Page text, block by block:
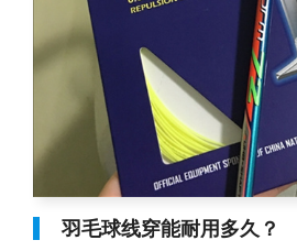
羽毛球线穿能耐用多久？